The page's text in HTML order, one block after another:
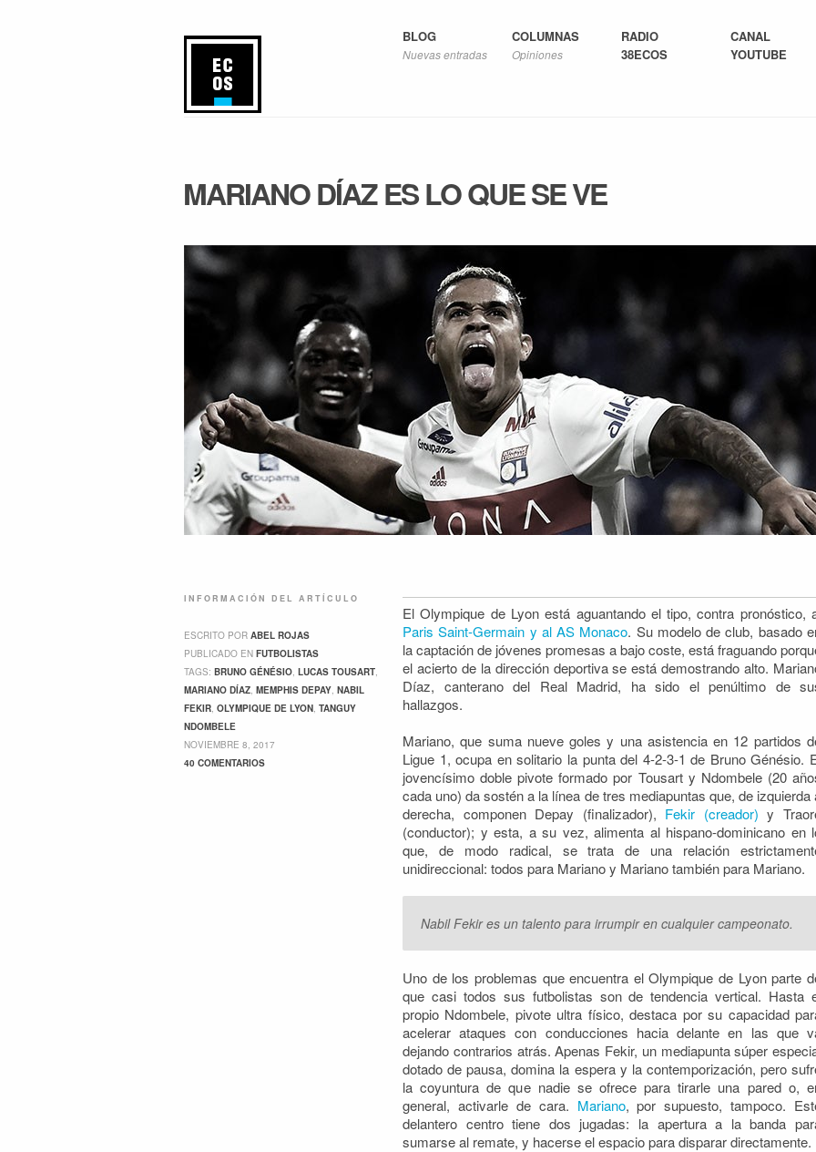
BLOG
Nuevas entradas
COLUMNAS
Opiniones
RADIO
38ECOS
CANAL
YOUTUBE
MARIANO DÍAZ ES LO QUE SE VE
El Olympique de Lyon está aguantando el tipo, contra pronóstico,
Paris Saint-Germain y al AS Monaco. Su modelo de club, basado
la captación de jóvenes promesas a bajo coste, está fraguando
el acierto de la dirección deportivase está demostrando alto.
Díaz, canterano del Real Madrid, ha sido el penúltimo de
hallazgos.
Mariano, que suma nueve goles y una asistencia en 12 partidos
Ligue 1, ocupa en solitario la punta del 4-2-3-1 de Bruno Génésio.
jovencísimo doble pivote formado por Tousart y Ndombele (20
cada uno) da sostén a la línea de tres mediapuntas que, de izquierda
derecha, componen Depay (finalizador), Fekir (creador) y
(conductor); y esta, a su vez, alimenta al hispano-dominicano en
que, de modo radical, se trata de una relación
unidireccional: todos para Mariano y Mariano también para Mariano.
Nabil Fekir es un talento para irrumpir en cualquier campeonato.
Uno de los problemas que encuentra el Olympique de Lyon parte
que casi todos sus futbolistas son de tendencia vertical. Hasta
propio Ndombele, pivote ultra físico, destaca por su capacidad
acelerar ataques con conducciones hacia delante en las que
dejando contrarios atrás. Apenas Fekir, un mediapunta súper
dotado de pausa, domina la espera y la contemporización, pero
la coyuntura de que nadie se ofrece para tirarle una pared o,
general, activarle de cara. Mariano, por supuesto, tampoco.
delantero centro tiene dos jugadas: la apertura a la banda
sumarse al remate, y hacerse el espacio para disparar directamente.
INFORMACIÓN DEL ARTÍCULO
ESCRITO POR ABEL ROJAS
PUBLICADO EN FUTBOLISTAS
TAGS: BRUNO GÉNÉSIO, LUCAS TOUSART,
MARIANO DÍAZ, MEMPHIS DEPAY, NABIL
FEKIR, OLYMPIQUE DE LYON, TANGUY
NDOMBELE
NOVIEMBRE 8, 2017
40 COMENTARIOS